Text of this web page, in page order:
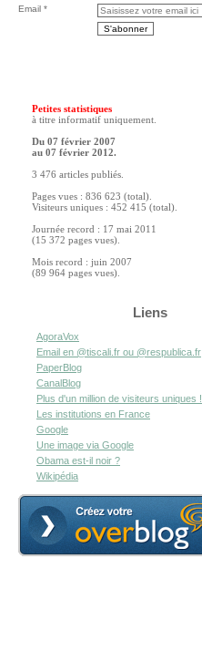
Email
Petites statistiques
à titre informatif uniquement.
Du 07 février 2007
au 07 février 2012.
3 476 articles publiés.
Pages vues : 836 623 (total).
Visiteurs uniques : 452 415 (total).
Journée record : 17 mai 2011
(15 372 pages vues).
Mois record : juin 2007
(89 964 pages vues).
Liens
AgoraVox
Email en @tiscali.fr ou @respublica.fr
PaperBlog
CanalBlog
Plus d'un million de visiteurs uniques !
Les institutions en France
Google
Une image via Google
Obama est-il noir ?
Wikipédia